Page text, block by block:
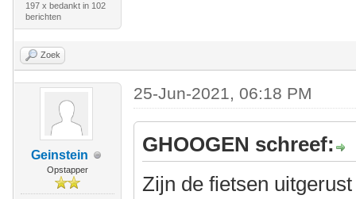
197 x bedankt in 102
berichten
Zoek
Geinstein
Opstapper
25-Jun-2021, 06:18 PM
GHOOGEN schreef:
Zijn de fietsen